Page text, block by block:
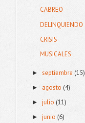
CABREO
DELINQUIENDO
CRISIS
MUSICALES
► septiembre(15)
► agosto(4)
►julio(11)
►junio(6)